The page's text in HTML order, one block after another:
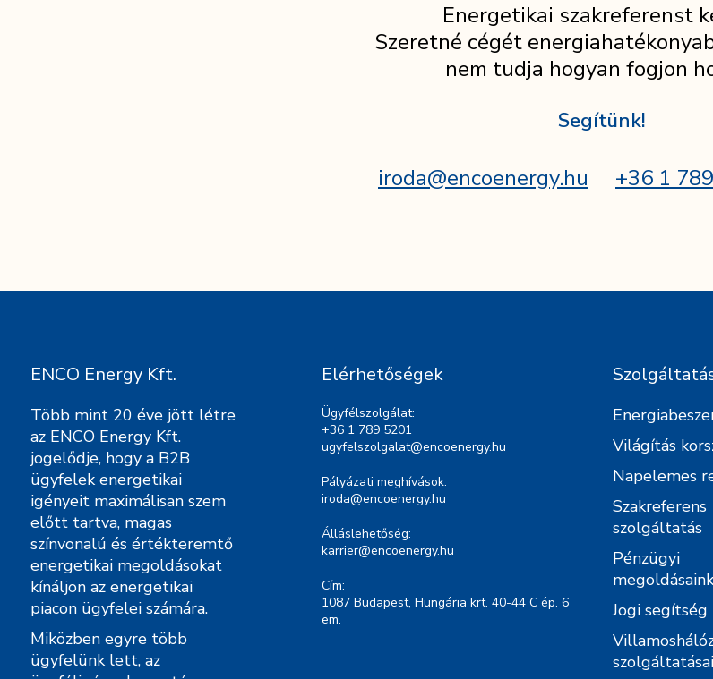
Energetikai szakreferenst
Szeretné cégét
nem tudja hogyan fogjon
Segítünk!
iroda@encoenergy.hu +36 1
ENCO Energy Kft.
Több mint 20 éve jött létre
az ENCO Energy Kft.
jogelődje, hogy a B2B
ügyfelek energetikai
igényeit maximálisan szem
előtt tartva, magas
színvonalú és értékteremtő
energetikai megoldásokat
kínáljon az energetikai
piacon ügyfelei számára.
Miközben egyre több
ügyfelünk lett, az
Elérhetőségek
Ügyfélszolgálat:
+36 1 789 5201
ugyfelszolgalat@encoenergy.hu
Pályázati meghívások:
iroda@encoenergy.hu
Álláslehetőség:
karrier@encoenergy.hu
Cím:
1087 Budapest, Hungária krt. 40-44 C ép. 6
em.
Világítás
Napelemes
Szakreferens
szolgáltatás
Pénzügyi
megoldásaink
Jogi segítség